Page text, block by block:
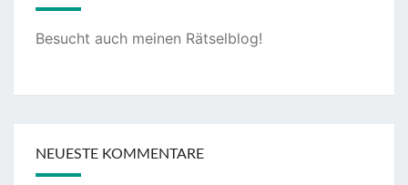
Besucht auch meinen Rätselblog!
NEUESTE KOMMENTARE